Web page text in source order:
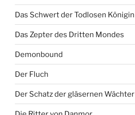
Das Schwert der Todlosen Königin
Das Zepter des Dritten Mondes
Demonbound
Der Fluch
Der Schatz der gläsernen Wächter